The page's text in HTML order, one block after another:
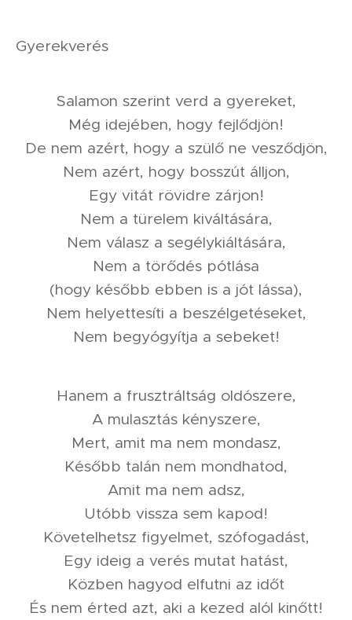
Gyerekverés
Salamon szerint verd a gyereket,
Még idejében, hogy fejlődjön!
De nem azért, hogy a szülő ne vesződjön,
Nem azért, hogy bosszút álljon,
Egy vitát rövidre zárjon!
Nem a türelem kiváltására,
Nem válasz a segélykiáltására,
Nem a törődés pótlása
(hogy később ebben is a jót lássa),
Nem helyettesíti a beszélgetéseket,
Nem begyógyítja a sebeket!
Hanem a frusztráltság oldószere,
A mulasztás kényszere,
Mert, amit ma nem mondasz,
Később talán nem mondhatod,
Amit ma nem adsz,
Utóbb vissza sem kapod!
Követelhetsz figyelmet, szófogadást,
Egy ideig a verés mutat hatást,
Közben hagyod elfutni az időt
És nem érted azt, aki a kezed alól kinőtt!